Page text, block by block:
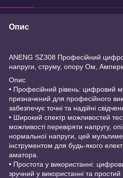
Опис
ANENG SZ308 Професійний
напруги, струму, опору Ом,
Опис
• Професійний рівень: цифровий
призначений для професійного
забезпечує точні та надійні
• Широкий спектр можливостей
можливості перевіряти напругу,
нормальної напруги, цей
інструментом для будь-якого
аматора.
• Простота у використанні:
зручний у використанні та